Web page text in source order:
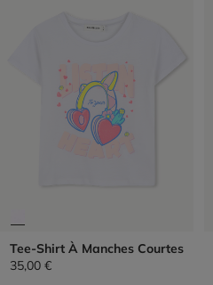
Tee-Shirt À Manches Courtes
35,00 €